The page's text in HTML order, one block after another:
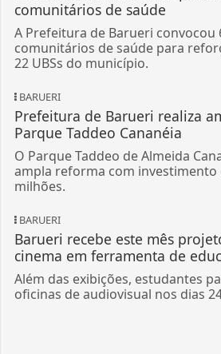
comunitários de saúde
A Prefeitura de Barueri convocou
comunitários de saúde para
22 UBSs do município.
BARUERI
Prefeitura de Barueri realiza
Parque Taddeo Cananéia
O Parque Taddeo de Almeida
ampla reforma com investimento
milhões.
BARUERI
Barueri recebe este mês
cinema em ferramenta de
Além das exibições, estudantes
oficinas de audiovisual nos dias